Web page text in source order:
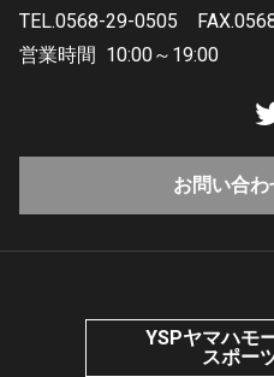
TEL.0568-29-0505
営業時間 10:00～19:00
お問い合
YSPヤマハモ
スポー